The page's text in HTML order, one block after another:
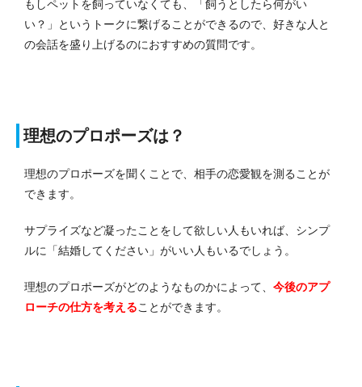
もしペットを飼っていなくても、「飼うとしたら何がい
い？」というトークに繋げることができるので、好きな人と
の会話を盛り上げるのにおすすめの質問です。
理想のプロポーズは？
理想のプロポーズを聞くことで、相手の恋愛観を測ることが
できます。
サプライズなど凝ったことをして欲しい人もいれば、シンプ
ルに「結婚してください」がいい人もいるでしょう。
理想のプロポーズがどのようなものかによって、 今後のアプ
ローチの仕方を考えることができます。